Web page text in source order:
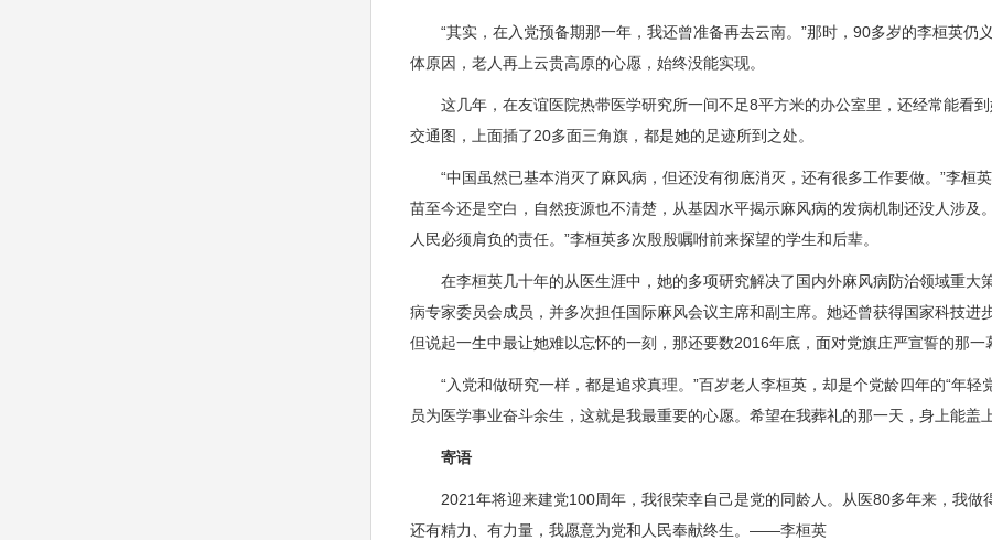
“其实，在入党预备期那一年，我还曾准备再去云南。”那时，90多岁的李桓英仍
体原因，老人再上云贵高原的心愿，始终没能实现。
这几年，在友谊医院热带医学研究所一间不足8平方米的办公室里，还经常能看到
交通图，上面插了20多面三角旗，都是她的足迹所到之处。
“中国虽然已基本消灭了麻风病，但还没有彻底消灭，还有很多工作要做。”李桓
苗至今还是空白，自然疫源也不清楚，从基因水平揭示麻风病的发病机制还没人涉及
人民必须肩负的责任。”李桓英多次殷殷嘱咐前来探望的学生和后辈。
在李桓英几十年的从医生涯中，她的多项研究解决了国内外麻风病防治领域重大
病专家委员会成员，并多次担任国际麻风会议主席和副主席。她还曾获得国家科技进
但说起一生中最让她难以忘怀的一刻，那还要数2016年底，面对党旗庄严宣誓的那一
“入党和做研究一样，都是追求真理。”百岁老人李桓英，却是个党龄四年的“年轻
员为医学事业奋斗余生，这就是我最重要的心愿。希望在我葬礼的那一天，身上能盖
寄语
2021年将迎来建党100周年，我很荣幸自己是党的同龄人。从医80多年来，我做
还有精力、有力量，我愿意为党和人民奉献终生。——李桓英